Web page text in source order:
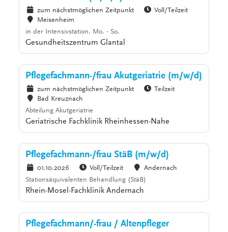
zum nächstmöglichen Zeitpunkt
Voll/Teilzeit
Meisenheim
in der Intensivstation. Mo. - So.
Gesundheitszentrum Glantal
Pflegefachmann-/frau Akutgeriatrie (m/w/d)
zum nächstmöglichen Zeitpunkt
Teilzeit
Bad Kreuznach
Abteilung Akutgeriatrie
Geriatrische Fachklinik Rheinhessen-Nahe
Pflegefachmann-/frau StäB (m/w/d)
01.10.2026 Voll/Teilzeit
Andernach
Stationsäquivalenten Behandlung (StäB)
Rhein-Mosel-Fachklinik Andernach
Pflegefachmann/-frau / Altenpfleger